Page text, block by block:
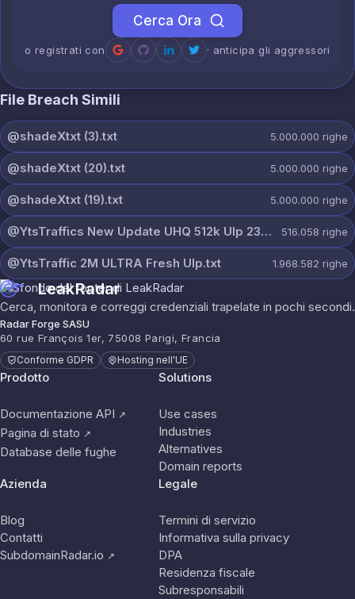
Cerca Ora
o registrati con · anticipa gli aggressori
File Breach Simili
@shadeXtxt (3).txt 5.000.000 righe
@shadeXtxt (20).txt 5.000.000 righe
@shadeXtxt (19).txt 5.000.000 righe
@YtsTraffics New Update UHQ 512k Ulp 23-4-2026.txt 516.058 righe
@YtsTraffic 2M ULTRA Fresh Ulp.txt 1.968.582 righe
LeakRadar
Cerca, monitora e correggi credenziali trapelate in pochi secondi.
Radar Forge SASU
60 rue François 1er, 75008 Parigi, Francia
Conforme GDPR Hosting nell'UE
Prodotto
Documentazione API ↗
Pagina di stato ↗
Database delle fughe
Solutions
Use cases
Industries
Alternatives
Domain reports
Azienda
Blog
Contatti
SubdomainRadar.io ↗
Legale
Termini di servizio
Informativa sulla privacy
DPA
Residenza fiscale
Subresponsabili